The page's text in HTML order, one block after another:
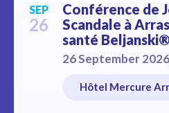
SEP
26
Conférence de
Scandale à
santé Beljanski®
26 September
Hôtel Mercure